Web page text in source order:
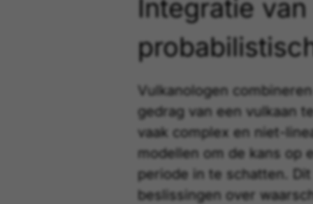
Integratie
Vulkanologen
gedrag van een vulkaan
vaak complex en niet-
modellen om de kans op
periode in te schatten.
beslissingen over